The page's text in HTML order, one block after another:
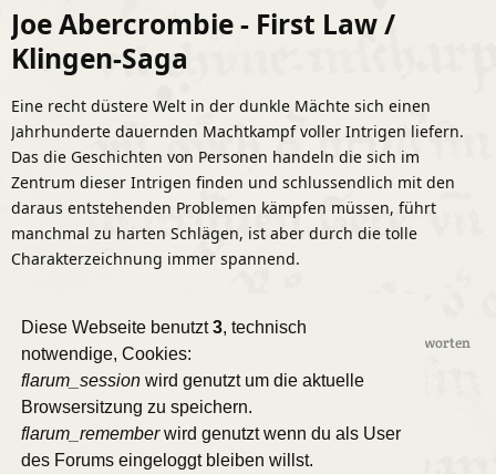
Diese Webseite benutzt3, technisch
notwendige, Cookies:
flarum_session wird genutzt um die aktuelle
Browsersitzung zu speichern.
flarum_rememberwird genutzt wenn du als User
des Forums eingeloggt bleiben willst.
Joe Abercrombie - First Law /
Klingen-Saga
Eine recht düstere Welt in der dunkle Mächte sich einen
Jahrhunderte dauernden Machtkampf voller Intrigen liefern.
Das die Geschichten von Personen handeln die sich im
Zentrum dieser Intrigen finden und schlussendlich mit den
daraus entstehenden Problemen kämpfen müssen, führt
manchmal zu harten Schlägen, ist aber durch die tolle
Charakterzeichnung immer spannend.
Antworten